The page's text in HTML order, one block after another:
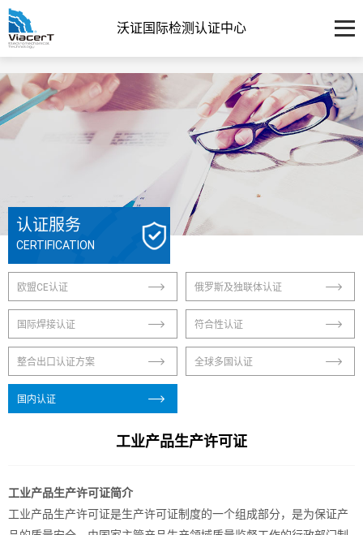
沃证国际检测认证中心
认证服务
CERTIFICATION
欧盟CE认证 俄罗斯及独联体认证
国际焊接认证 符合性认证
整合出口认证方案 全球多国认证
国内认证
工业产品生产许可证
工业产品生产许可证简介
工业产品生产许可证是生产许可证制度的一个组成部分，是为保证产